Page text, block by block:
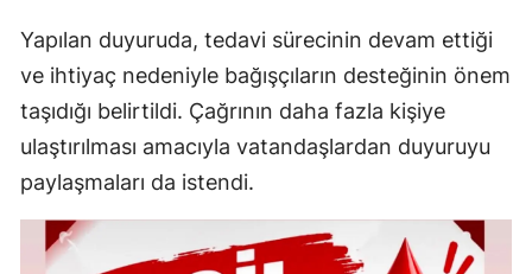
Yapılan duyuruda, tedavi sürecinin devam ettiği
ve ihtiyaç nedeniyle bağışçıların desteğinin önem
taşıdığı belirtildi. Çağrının daha fazla kişiye
ulaştırılması amacıyla vatandaşlardan duyuruyu
paylaşmaları da istendi.